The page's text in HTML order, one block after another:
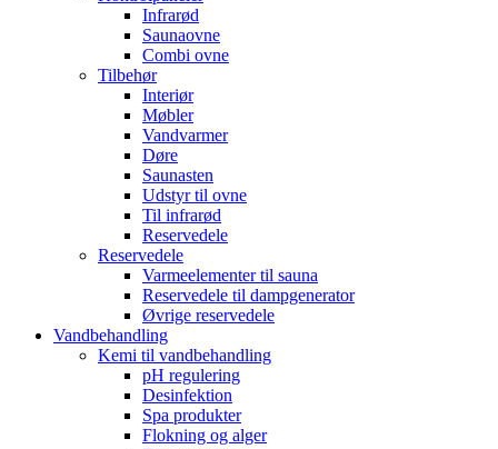
Infrarød
Saunaovne
Combi ovne
Tilbehør
Interiør
Møbler
Vandvarmer
Døre
Saunasten
Udstyr til ovne
Til infrarød
Reservedele
Reservedele
Varmeelementer til sauna
Reservedele til dampgenerator
Øvrige reservedele
Vandbehandling
Kemi til vandbehandling
pH regulering
Desinfektion
Spa produkter
Flokning og alger